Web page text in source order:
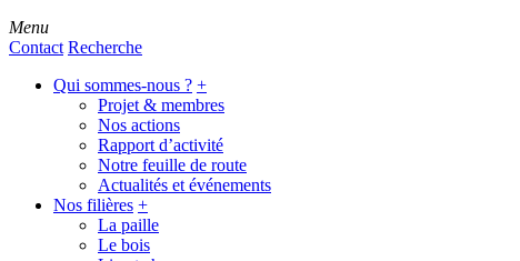
Menu
Contact Recherche
Qui sommes-nous ? +
Projet & membres
Nos actions
Rapport d’activité
Notre feuille de route
Actualités et événements
Nos filières +
La paille
Le bois